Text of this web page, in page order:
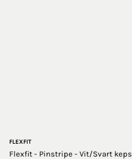
FLEXFIT
Flexfit - Pinstripe - Vit/Svart keps